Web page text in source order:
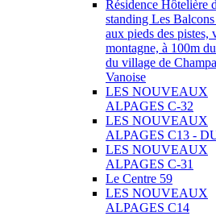
Résidence Hôtelière
standing Les
aux pieds des pistes,
montagne, à 100m
du village de
Vanoise
LES NOUVEAUX
ALPAGES C-32
LES NOUVEAUX
ALPAGES C13 -
LES NOUVEAUX
ALPAGES C-31
Le Centre 59
LES NOUVEAUX
ALPAGES C14